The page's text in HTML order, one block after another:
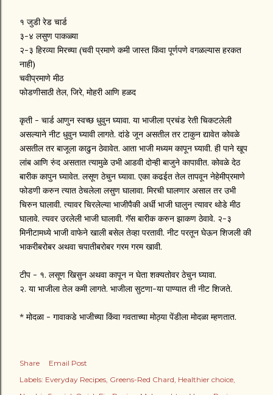
१ जुडी रेड चार्ड
३-४ लसुण पाकळ्या
२-३ हिरव्या मिरच्या (चवी प्रमाणे कमी जास्त किंवा पूर्णपणे वगळल्यास हरकत
नाही)
चवीप्रमाणे मीठ
फोडणीसाठी तेल, जिरे, मोहरी आणि हळद
कृती - चार्ड आणुन स्वच्छ धुवुन घ्यावा. या भाजीला प्रचंड रेती चिकटलेली
असल्याने नीट धुवुन घ्यावी लागते. दांडे जून असतील तर टाकुन द्यावेत कोवळे
असतील तर बाजूला काढुन ठेवावेत. आता भाजी मध्यम कापून घ्यावी. ही पाने खूप
लांब आणि रुंद असतात त्यामुळे उभी आडवी दोन्ही बाजुने कापावीत. कोवळे देठ
बारीक कापुन घ्यावेत. लसूण ठेचुन घ्यावा. एका कढईत तेल तापवून नेहेमीप्रमाणे
फोडणी करुन त्यात ठेचलेला लसुण घालावा. मिरची घालणार असाल तर उभी
चिरुन घालावी. त्यावर चिरलेल्या भाजीपैकी अर्धी भाजी घालुन त्यावर थोडे मीठ
घालावे. त्यवर उरलेली भाजी घालावी. गॅस बारीक करुन झाकण ठेवावे. २-३
मिनीटामध्ये भाजी वाफेने खाली बसेल तेव्हा परतावी. नीट परतून घेऊन शिजली की
भाकरीबरोबर अथवा चपातीबरोबर गरम गरम खावी.
टीप - १. लसूण खिसुन अथवा कापून न घेता शक्यतोवर ठेचुन घ्यावा.
२. या भाजीला तेल कमी लागते. भाजीला सुटणा-या पाण्यात ती नीट शिजते.
* मोदळा - गावाकडे भाजीच्या किंवा गवताच्या मोठ्या पेंडीला मोदळा म्हणतात.
Share
Email Post
Labels: Everyday Recipes Greens-Red Chard Healthier choice